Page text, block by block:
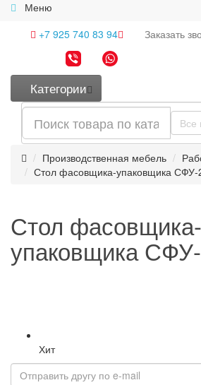
Меню
+7 925 740 83 94
Заказать
Категории
Все
Производственная мебель
Стол фасовщика-упаковщика СФУ-
Стол фасовщика-
упаковщика
Хит